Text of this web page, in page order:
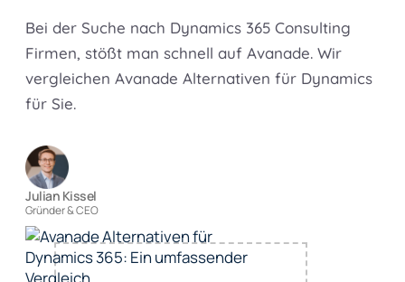
Bei der Suche nach Dynamics 365 Consulting
Firmen, stößt man schnell auf Avanade. Wir
vergleichen Avanade Alternativen für Dynamics
für Sie.
Julian Kissel
Gründer & CEO